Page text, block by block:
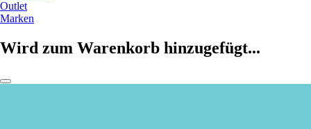
Outlet
Marken
Wird zum Warenkorb hinzugefügt...